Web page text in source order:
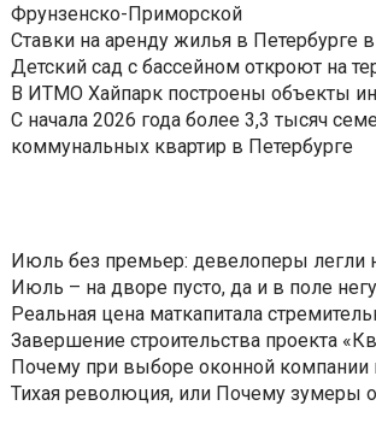
Фрунзенско-Приморской
Ставки на аренду жилья в Петербурге
Детский сад с бассейном откроют на
В ИТМО Хайпарк построены объекты
С начала 2026 года более 3,3 тысяч
коммунальных квартир в Петербурге
Июль без премьер: девелоперы легли
Июль – на дворе пусто, да и в поле
Реальная цена маткапитала
Завершение строительства проекта
Почему при выборе оконной
Тихая революция, или Почему зумеры